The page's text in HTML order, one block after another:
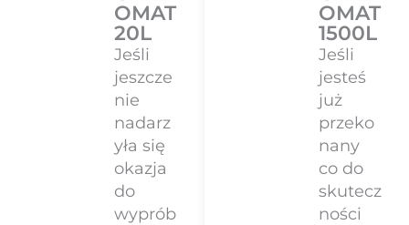
OMAT
20L
Jeśli
jeszcze
nie
nadarz
yła się
okazja
do
wyprób
OMAT
1500L
Jeśli
jesteś
już
przeko
nany
co do
skutecz
ności